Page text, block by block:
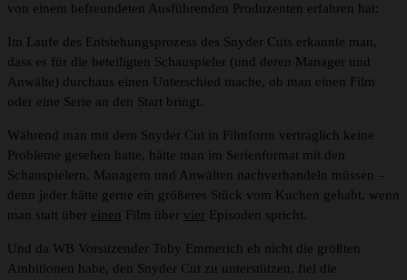
von einem befreundeten Ausführenden Produzenten erfahren hat:
Im Laufe des Entstehungsprozess des Snyder Cuts erkannte man,
dass es für die beteiligten Schauspieler (und deren Manager und
Anwälte) durchaus einen Unterschied mache, ob man einen Film
oder eine Serie an den Start bringt.
Während man mit dem Snyder Cut in Filmform vertraglich keine
Probleme gesehen hatte, hätte man im Serienformat mit den
Schauspielern, Managern und Anwälten nachverhandeln müssen –
denn jeder hätte gerne ein größeres Stück vom Kuchen gehabt, wenn
man statt über einen Film über vier Episoden spricht.
Und da WB Vorsitzender Toby Emmerich eh nicht die größten
Ambitionen habe, den Snyder Cut zu unterstützen, fiel die